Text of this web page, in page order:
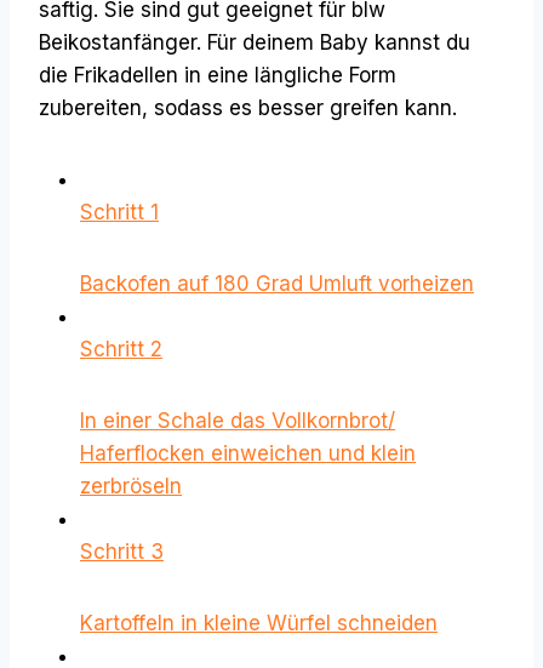
saftig. Sie sind gut geeignet für blw
Beikostanfänger. Für deinem Baby kannst du
die Frikadellen in eine längliche Form
zubereiten, sodass es besser greifen kann.
Schritt 1
Backofen auf 180 Grad Umluft vorheizen
Schritt 2
In einer Schale das Vollkornbrot/
Haferflocken einweichen und klein
zerbröseln
Schritt 3
Kartoffeln in kleine Würfel schneiden